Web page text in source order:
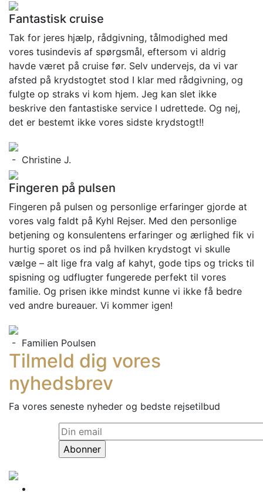
Fantastisk cruise
Tak for jeres hjælp, rådgivning, tålmodighed med
vores tusindevis af spørgsmål, eftersom vi aldrig
havde været på cruise før. Selv undervejs, da vi var
afsted på krydstogtet stod I klar med rådgivning, og
fulgte op straks vi kom hjem. Jeg kan slet ikke
beskrive den fantastiske service I udrettede. Og nej,
det er bestemt ikke vores sidste krydstogt!!
- Christine J.
Fingeren på pulsen
Fingeren på pulsen og personlige erfaringer gjorde at
vores valg faldt på Kyhl Rejser. Med den personlige
betjening og konsulentens erfaringer og ærlighed fik vi
hurtig sporet os ind på hvilken krydstogt vi skulle
vælge – alt lige fra valg af kahyt, gode tips og tricks til
spisning og udflugter fungerede perfekt til vores
familie. Og prisen ikke mindst kunne vi ikke få bedre
ved andre bureauer. Vi kommer igen!
- Familien Poulsen
Tilmeld dig vores
nyhedsbrev
Fa vores seneste nyheder og bedste rejsetilbud